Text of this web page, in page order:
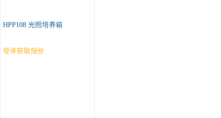
HPP108 光照培养箱
登录获取报价